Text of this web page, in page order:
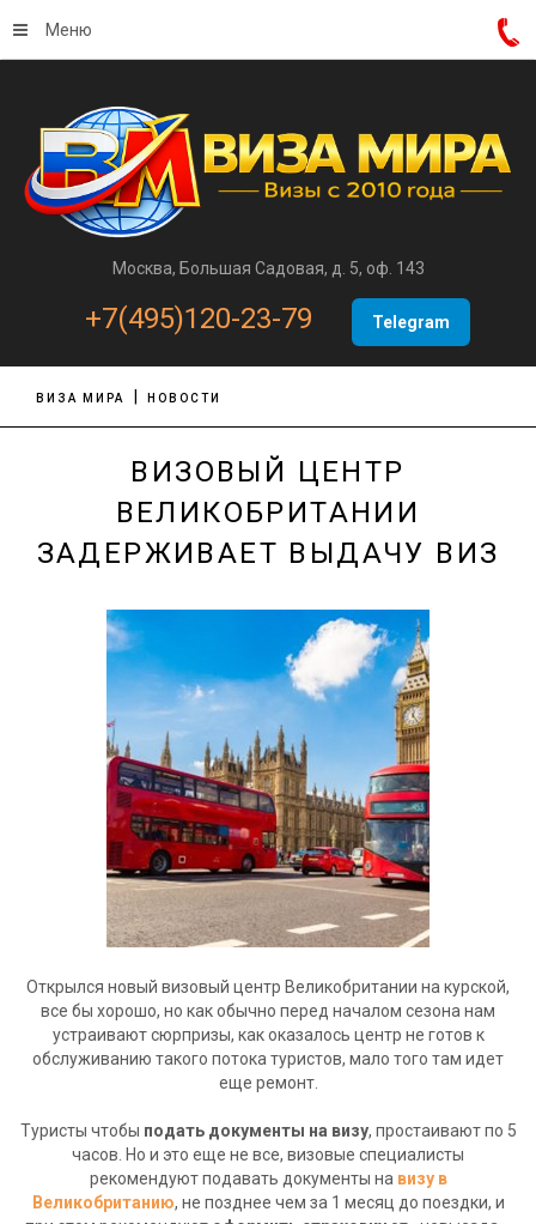
Москва, Большая Садовая, д. 5, оф. 143
+7(495)120-23-79 Telegram
Меню
ВИЗА МИРА НОВОСТИ
ВИЗОВЫЙ ЦЕНТР
ВЕЛИКОБРИТАНИИ
ЗАДЕРЖИВАЕТ ВЫДАЧУ ВИЗ
Открылся новый визовый центр Великобритании на курской,
все бы хорошо, но как обычно перед началом сезона нам
устраивают сюрпризы, как оказалось центр не готов к
обслуживанию такого потока туристов, мало того там идет
еще ремонт.
Туристы чтобы подать документы на визу, простаивают по 5
часов. Но и это еще не все, визовые специалисты
рекомендуют подавать документы на визу в
Великобританию, не позднее чем за 1 месяц до поездки, и